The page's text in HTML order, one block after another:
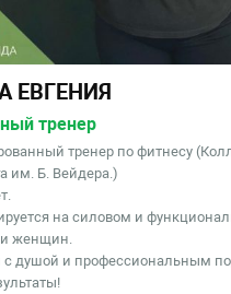
ЕВГЕНИЯ
тренер
тренер по фитнесу
им. Б. Вейдера.)
на силовом и
и женщин.
с душой и профессиональным